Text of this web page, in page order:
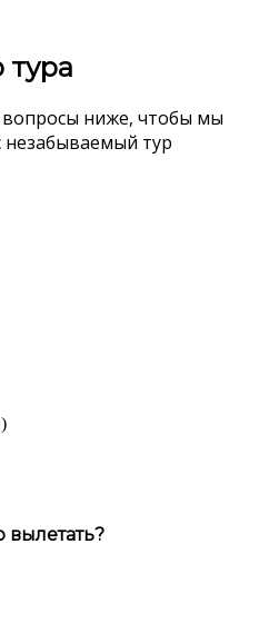
вопросы ниже, чтобы мы
незабываемый тур
вылетать?